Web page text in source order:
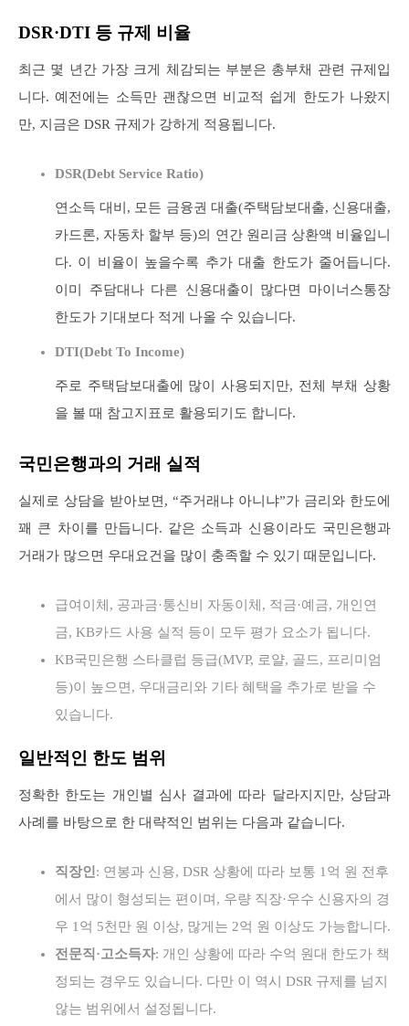
DSR·DTI 등 규제 비율
최근 몇 년간 가장 크게 체감되는 부분은 총부채 관련 규제입
니다. 예전에는 소득만 괜찮으면 비교적 쉽게 한도가 나왔지
만, 지금은 DSR 규제가 강하게 적용됩니다.
DSR(Debt Service Ratio)
연소득 대비, 모든 금융권 대출(주택담보대출, 신용대출,
카드론, 자동차 할부 등)의 연간 원리금 상환액 비율입니
다. 이 비율이 높을수록 추가 대출 한도가 줄어듭니다.
이미 주담대나 다른 신용대출이 많다면 마이너스통장
한도가 기대보다 적게 나올 수 있습니다.
DTI(Debt To Income)
주로 주택담보대출에 많이 사용되지만, 전체 부채 상황
을 볼 때 참고지표로 활용되기도 합니다.
국민은행과의 거래 실적
실제로 상담을 받아보면, “주거래냐 아니냐”가 금리와 한도에
꽤 큰 차이를 만듭니다. 같은 소득과 신용이라도 국민은행과
거래가 많으면 우대요건을 많이 충족할 수 있기 때문입니다.
급여이체, 공과금·통신비 자동이체, 적금·예금, 개인연
금, KB카드 사용 실적 등이 모두 평가 요소가 됩니다.
KB국민은행 스타클럽 등급(MVP, 로얄, 골드, 프리미엄
등)이 높으면, 우대금리와 기타 혜택을 추가로 받을 수
있습니다.
일반적인 한도 범위
정확한 한도는 개인별 심사 결과에 따라 달라지지만, 상담과
사례를 바탕으로 한 대략적인 범위는 다음과 같습니다.
직장인 : 연봉과 신용, DSR 상황에 따라 보통 1억 원 전후
에서 많이 형성되는 편이며, 우량 직장·우수 신용자의 경
우 1억 5천만 원 이상, 많게는 2억 원 이상도 가능합니다.
전문직·고소득자: 개인 상황에 따라 수억 원대 한도가 책
정되는 경우도 있습니다. 다만 이 역시 DSR 규제를 넘지
않는 범위에서 설정됩니다.